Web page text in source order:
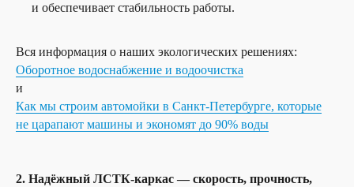
и обеспечивает стабильность работы.
Вся информация о наших экологических решениях:
Оборотное водоснабжение и водоочистка
и
Как мы строим автомойки в Санкт-Петербурге, которые
не царапают машины и экономят до 90% воды
2. Надёжный ЛСТК-каркас — скорость, прочность,